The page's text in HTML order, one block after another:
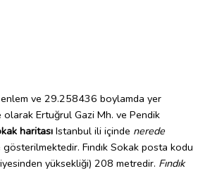
ve 29.258436 boylamda yer
Ertuğrul Gazi Mh. ve Pendik
haritası Istanbul ili içinde nerede
Fındık Sokak posta kodu
yüksekliği) 208 metredir. Fındık